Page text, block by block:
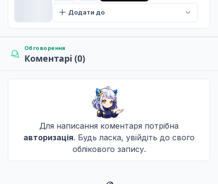
Додати до
Обговорення
Коментарі (0)
Для написання коментаря потрібна
авторизація. Будь ласка, увійдіть до свого
облікового запису.